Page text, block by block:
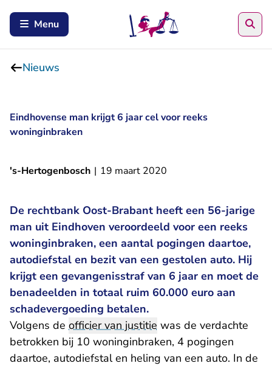
Menu
Nieuws
Eindhovense man krijgt 6 jaar cel voor reeks
woninginbraken
's-Hertogenbosch | 19 maart 2020
De rechtbank Oost-Brabant heeft een 56-jarige
man uit Eindhoven veroordeeld voor een reeks
woninginbraken, een aantal pogingen daartoe,
autodiefstal en bezit van een gestolen auto. Hij
krijgt een gevangenisstraf van 6 jaar en moet de
benadeelden in totaal ruim 60.000 euro aan
schadevergoeding betalen.
Volgens de officier van justitie was de verdachte
betrokken bij 10 woninginbraken, 4 pogingen
daartoe, autodiefstal en heling van een auto. In de